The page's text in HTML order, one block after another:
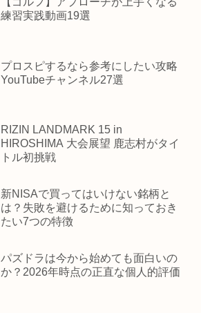
練習実践動画19選
プロスピするなら参考にしたい攻略
YouTubeチャンネル27選
RIZIN LANDMARK 15 in
HIROSHIMA 大会展望 鹿志村がタイ
トル初挑戦
新NISAで買ってはいけない銘柄と
は？失敗を避けるために知っておき
たい7つの特徴
パズドラは今から始めても面白いの
か？2026年時点の正直な個人的評価